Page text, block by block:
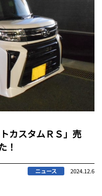
カスタムＲＳ」売
！
ニュース 2024.12.6